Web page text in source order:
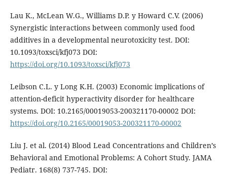
Lau K., McLean W.G., Williams D.P. y Howard C.V. (2006)
Synergistic interactions between commonly used food
additives in a developmental neurotoxicity test. DOI:
10.1093/toxsci/kfj073 DOI:
https://doi.org/10.1093/toxsci/kfj073
Leibson C.L. y Long K.H. (2003) Economic implications of
attention-deficit hyperactivity disorder for healthcare
systems. DOI: 10.2165/00019053-200321170-00002 DOI:
https://doi.org/10.2165/00019053-200321170-00002
Liu J. et al. (2014) Blood Lead Concentrations and Children’s
Behavioral and Emotional Problems: A Cohort Study. JAMA
Pediatr. 168(8) 737-745. DOI: